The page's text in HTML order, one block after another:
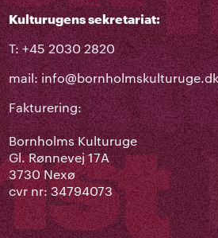
Kulturugens sekretariat:
T: +45 2030 2820
mail:info@bornholmskulturuge.dk
Fakturering:
Bornholms Kulturuge
Gl. Rønnevej 17A
3730 Nexø
cvr nr: 34794073